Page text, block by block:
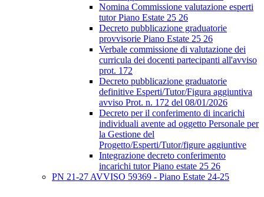
Nomina Commissione valutazione esperti
tutor Piano Estate 25 26
Decreto pubblicazione graduatorie
provvisorie Piano Estate 25 26
Verbale commissione di valutazione dei
curricula dei docenti partecipanti all'avviso
prot. 172
Decreto pubblicazione graduatorie
definitive Esperti/Tutor/Figura aggiuntiva
avviso Prot. n. 172 del 08/01/2026
Decreto per il conferimento di incarichi
individuali avente ad oggetto Personale per
la Gestione del
Progetto/Esperti/Tutor/figure aggiuntive
Integrazione decreto conferimento
incarichi tutor Piano estate 25 26
PN 21-27 AVVISO 59369 - Piano Estate 24-25